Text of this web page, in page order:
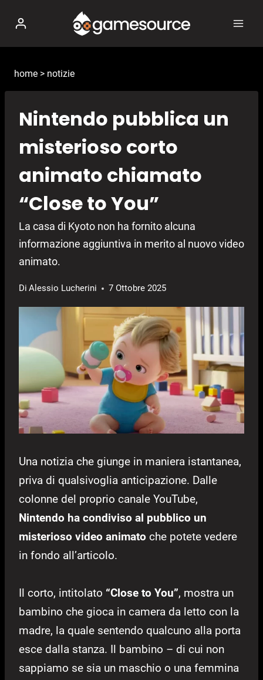
contenuto
home > notizie
Nintendo pubblica un
misterioso corto
animato chiamato
“Close to You”
La casa di Kyoto non ha fornito alcuna
informazione aggiuntiva in merito al nuovo video
animato.
Di Alessio Lucherini 7 Ottobre 2025
Una notizia che giunge in maniera istantanea,
priva di qualsivoglia anticipazione. Dalle
colonne del proprio canale YouTube,
Nintendo ha condiviso al pubblico un
misterioso video animato che potete vedere
in fondo all’articolo.
Il corto, intitolato “Close to You”, mostra un
bambino che gioca in camera da letto con la
madre, la quale sentendo qualcuno alla porta
esce dalla stanza. Il bambino – di cui non
sappiamo se sia un maschio o una femmina